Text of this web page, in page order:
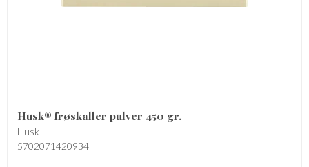
Husk® frøskaller pulver 450 gr.
Husk
5702071420934